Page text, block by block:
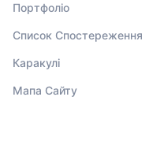
Портфоліо
Список Спостереження
Каракулі
Мапа Сайту